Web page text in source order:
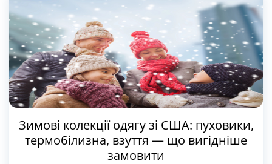
сенсорних рукавичок зі срібним напиленням та
термошкарпеток із зональною компресією.
Зимові колекції одягу зі США: пуховики,
термобілизна, взуття — що вигідніше
замовити